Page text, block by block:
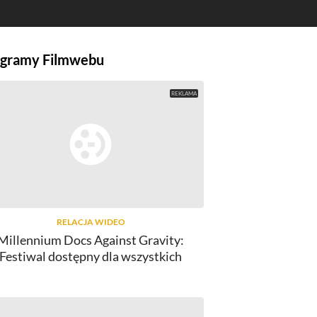
Filmwebu
RELACJA WIDEO
Docs Against Gravity:
Festiwal dostępny dla wszystkich